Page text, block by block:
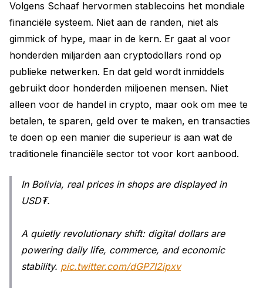
Volgens Schaaf hervormen stablecoins het mondiale
financiële systeem. Niet aan de randen, niet als
gimmick of hype, maar in de kern. Er gaat al voor
honderden miljarden aan cryptodollars rond op
publieke netwerken. En dat geld wordt inmiddels
gebruikt door honderden miljoenen mensen. Niet
alleen voor de handel in crypto, maar ook om mee te
betalen, te sparen, geld over te maken, en transacties
te doen op een manier die superieur is aan wat de
traditionele financiële sector tot voor kort aanbood.
In Bolivia, real prices in shops are displayed in
USD₮.
A quietly revolutionary shift: digital dollars are
powering daily life, commerce, and economic
stability. pic.twitter.com/dGP7I2ipxv